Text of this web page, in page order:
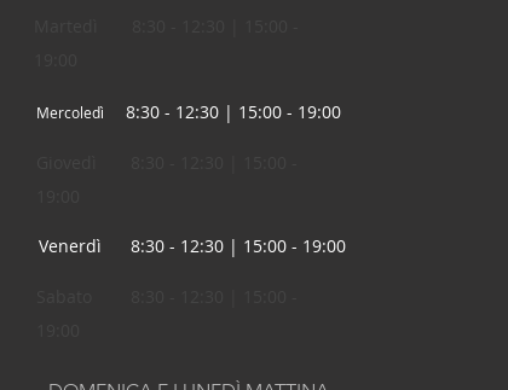
Mercoledì 8:30 - 12:30 | 15:00 - 19:00
Venerdì 8:30 - 12:30 | 15:00 - 19:00